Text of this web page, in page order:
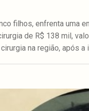
filhos, enfrenta uma
de R$ 138 mil,
na região, após